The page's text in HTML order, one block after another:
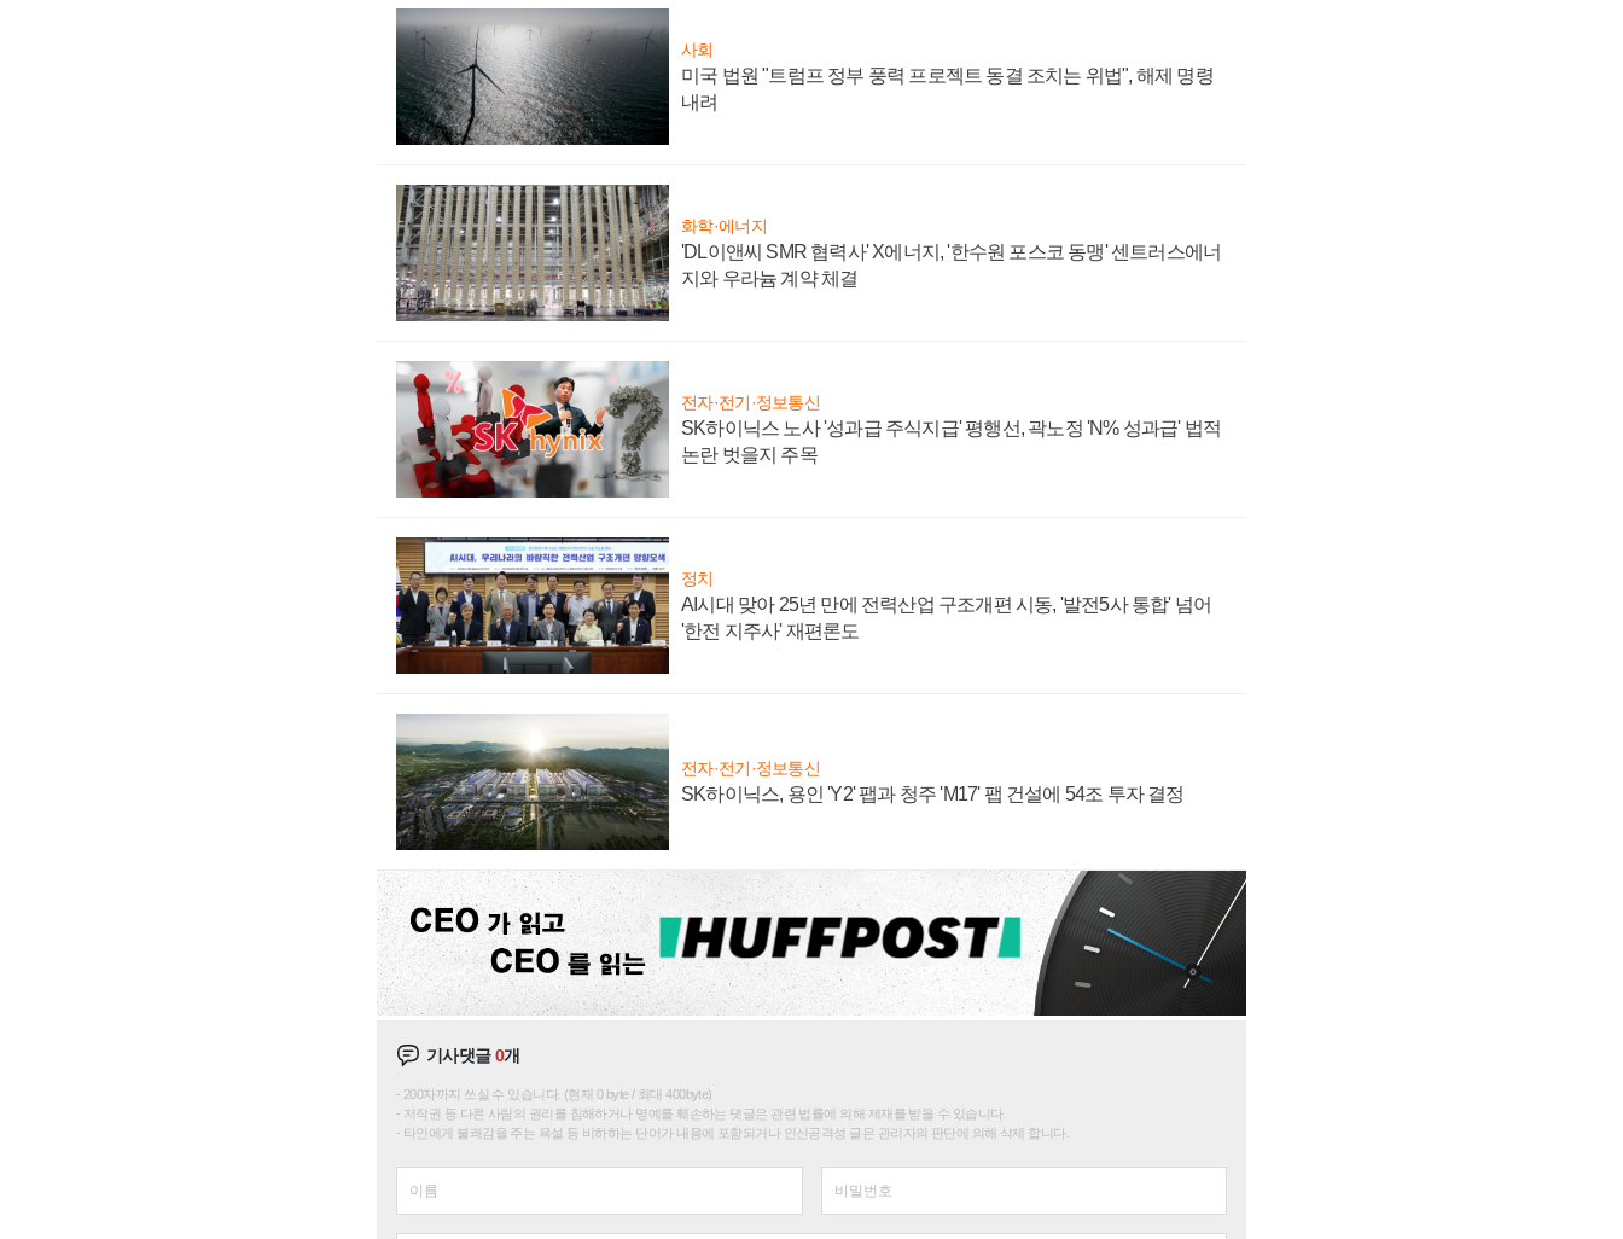
사회
미국 법원 "트럼프 정부 풍력 프로젝트 동결 조치는 위법", 해제 명령
내려
화학·에너지
'DL이앤씨 SMR 협력사' X에너지, '한수원 포스코 동맹' 센트러스에너
지와 우라늄 계약 체결
전자·전기·정보통신
SK하이닉스 노사 '성과급 주식지급' 평행선, 곽노정 'N% 성과급' 법적
논란 벗을지 주목
정치
AI시대 맞아 25년 만에 전력산업 구조개편 시동, '발전5사 통합' 넘어
'한전 지주사' 재편론도
전자·전기·정보통신
SK하이닉스, 용인 'Y2' 팹과 청주 'M17' 팹 건설에 54조 투자 결정
기사댓글0개
200자까지 쓰실 수 있습니다. (현재 0 byte / 최대 400byte)
저작권 등 다른 사람의 권리를 침해하거나 명예를 훼손하는 댓글은 관련 법률에 의해 제재를 받을 수 있습니다.
타인에게 불쾌감을 주는 욕설 등 비하하는 단어가 내용에 포함되거나 인신공격성 글은 관리자의 판단에 의해 삭제 합니다.